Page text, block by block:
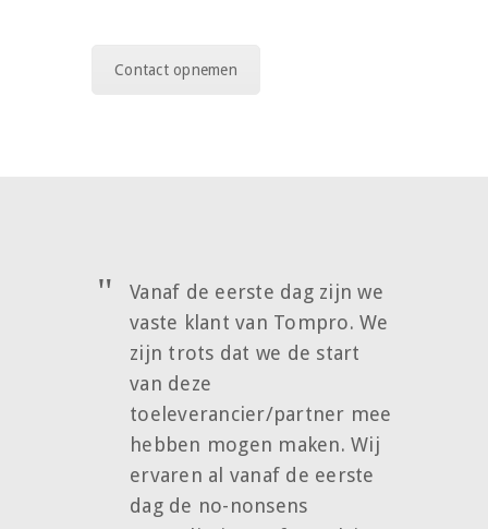
Contact opnemen
Vanaf de eerste dag zijn we
vaste klant van Tompro. We
zijn trots dat we de start
van deze
toeleverancier/partner mee
hebben mogen maken. Wij
ervaren al vanaf de eerste
dag de no-nonsens